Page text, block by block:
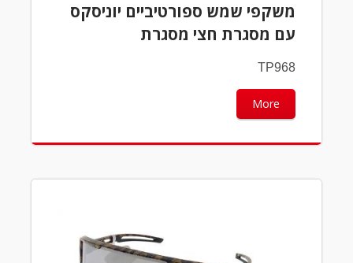
משקפי שמש ספורטיביים יוניסקס
עם מסגרת חצי מסגרת
TP968
More